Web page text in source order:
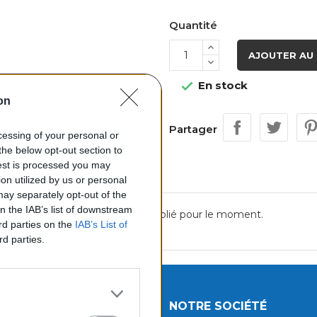
of your personal or
below opt-out section to
is processed you may
utilized by us or personal
separately opt-out of the
IAB’s list of downstream
parties on the IAB’s List of
parties.
Quantité
AJOUTER AU
 En stock
Partager
Aucun avis n'a été publié pour le moment.
NOTRE SOCIÉTÉ